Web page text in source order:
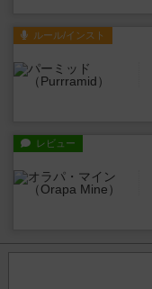
ルール/インスト
レビュー